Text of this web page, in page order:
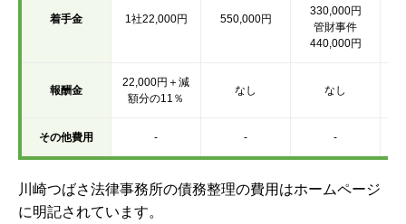
着手金 1社22,000円 550,000円
330,000円
管財事件
440,000円
報酬金
22,000円＋減
額分の11％
なし なし
その他費用 - - -
川崎つばさ法律事務所の債務整理の費用はホームページ
に明記されています。